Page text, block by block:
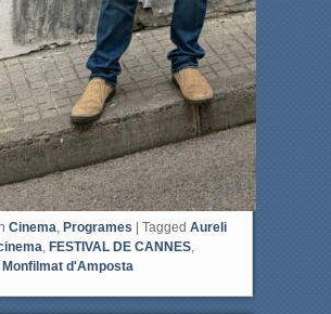
Cinema Programes | Tagged Aureli
FESTIVAL DE CANNES,
d'Amposta